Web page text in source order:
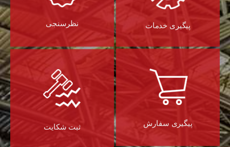
پیگیری خدمات نظرسنجی
پیگیری سفارش ثبت شکایت